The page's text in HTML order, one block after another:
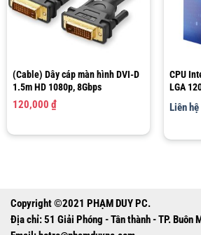
(Cable) Dây cáp màn hình DVI-D
1.5m HD 1080p, 8Gbps
120,000 ₫
CPU
LGA
Cache)
Liên hệ
Copyright ©2021 PHẠM DUY PC.
Địa chỉ: 51 Giải Phóng - Tân thành - TP. Buôn